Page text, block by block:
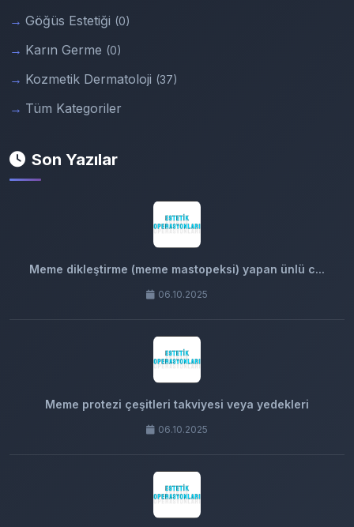
Göğüs Estetiği (0)
Karın Germe (0)
Kozmetik Dermatoloji (37)
Tüm Kategoriler
Son Yazılar
Meme dikleştirme (meme mastopeksi) yapan ünlü c...
06.10.2025
Meme protezi çeşitleri takviyesi veya yedekleri
06.10.2025